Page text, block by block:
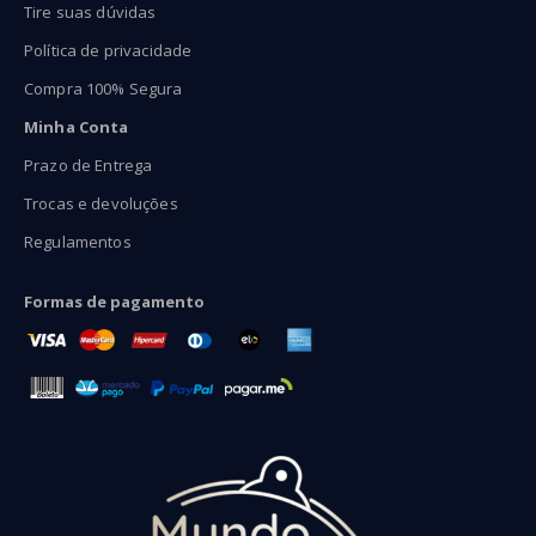
Tire suas dúvidas
Política de privacidade
Compra 100% Segura
Minha Conta
Prazo de Entrega
Trocas e devoluções
Regulamentos
Formas de pagamento